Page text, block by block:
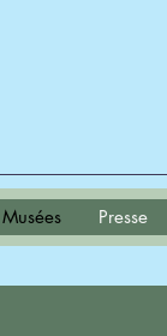
Musées Presse